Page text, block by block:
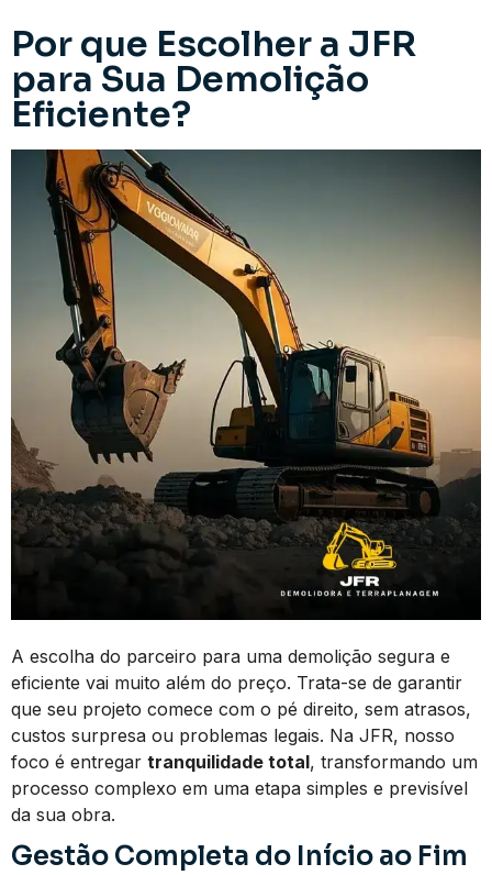
Por que Escolher a JFR
para Sua Demolição
Eficiente?
A escolha do parceiro para uma demolição segura e
eficiente vai muito além do preço. Trata-se de garantir
que seu projeto comece com o pé direito, sem atrasos,
custos surpresa ou problemas legais. Na JFR, nosso
foco é entregar tranquilidade total, transformando um
processo complexo em uma etapa simples e previsível
da sua obra.
Gestão Completa do Início ao Fim